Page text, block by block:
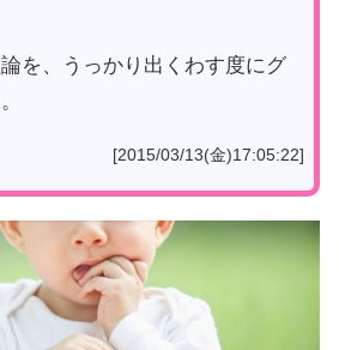
を、うっかり出くわす度にグ
[2015/03/13(金)17:05:22]